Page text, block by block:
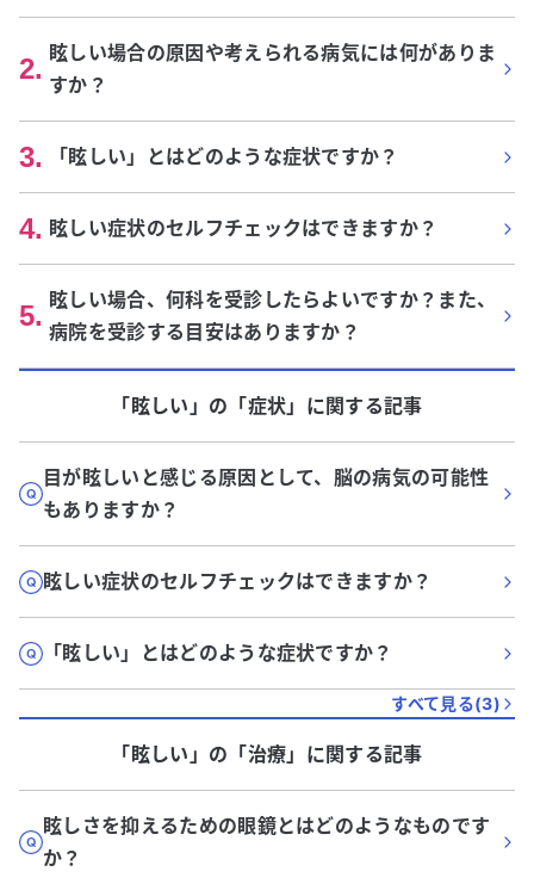
2. 眩しい場合の原因や考えられる病気には何がありま
すか？
3. 「眩しい」とはどのような症状ですか？
4. 眩しい症状のセルフチェックはできますか？
5. 眩しい場合、何科を受診したらよいですか？また、
病院を受診する目安はありますか？
「眩しい」 の「症状」に関する記事
目が眩しいと感じる原因として、脳の病気の可能性
もありますか？
眩しい症状のセルフチェックはできますか？
「眩しい」とはどのような症状ですか？
すべて見る(3)
「眩しい」 の「治療」に関する記事
眩しさを抑えるための眼鏡とはどのようなものです
か？